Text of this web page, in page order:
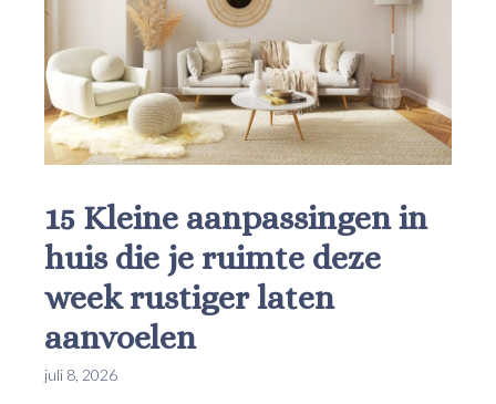
15 Kleine aanpassingen in
huis die je ruimte deze
week rustiger laten
aanvoelen
juli 8, 2026